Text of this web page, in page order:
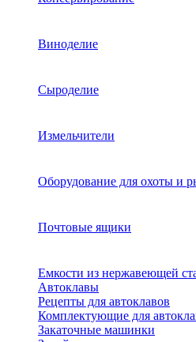
Виноделие
Сыроделие
Измельчители
Оборудование для охоты и
Почтовые ящики
Емкости из нержавеющей
Автоклавы
Рецепты для автоклавов
Комплектующие для
Закаточные машинки